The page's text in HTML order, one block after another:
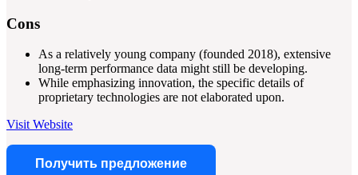
Cons
As a relatively young company (founded 2018), extensive
long-term performance data might still be developing.
While emphasizing innovation, the specific details of
proprietary technologies are not elaborated upon.
Visit Website
Получить предложение